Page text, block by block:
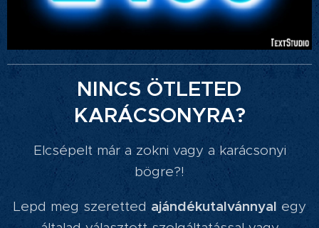
NINCS ÖTLETED
KARÁCSONYRA?
Elcsépelt már a zokni vagy a karácsonyi
bögre?!
Lepd meg szeretted ajándékutalvánnyal egy